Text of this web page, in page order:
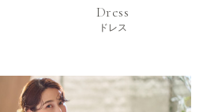
Dress
ドレス